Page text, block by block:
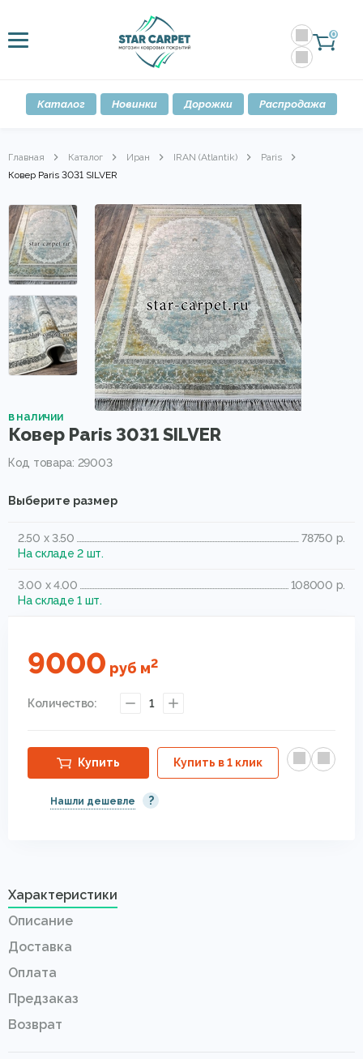
0
Каталог Новинки Дорожки Распродажа
Главная Каталог Иран IRAN (Atlantik)
Paris
Ковер Paris 3031 SILVER
в наличии
Ковер Paris 3031 SILVER
Код товара: 29003
Выберите размер
2.50 x 3.50
78750 р.
На складе 2 шт.
3.00 x 4.00
108000 р.
На складе 1 шт.
9000 руб м2
Количество: 1
Купить Купить в 1 клик
Нашли дешевле ?
Характеристики
Описание
Доставка
Оплата
Предзаказ
Возврат